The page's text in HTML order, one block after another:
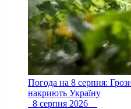
Погода на 8 серпня:
накриють Україну
8 серпня 2026